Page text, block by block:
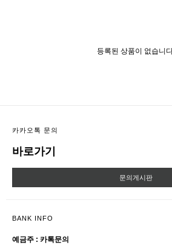
등록된 상품이 없습니
카카오톡 문의
바로가기
문의게시판
BANK INFO
예금주 : 카톡문의